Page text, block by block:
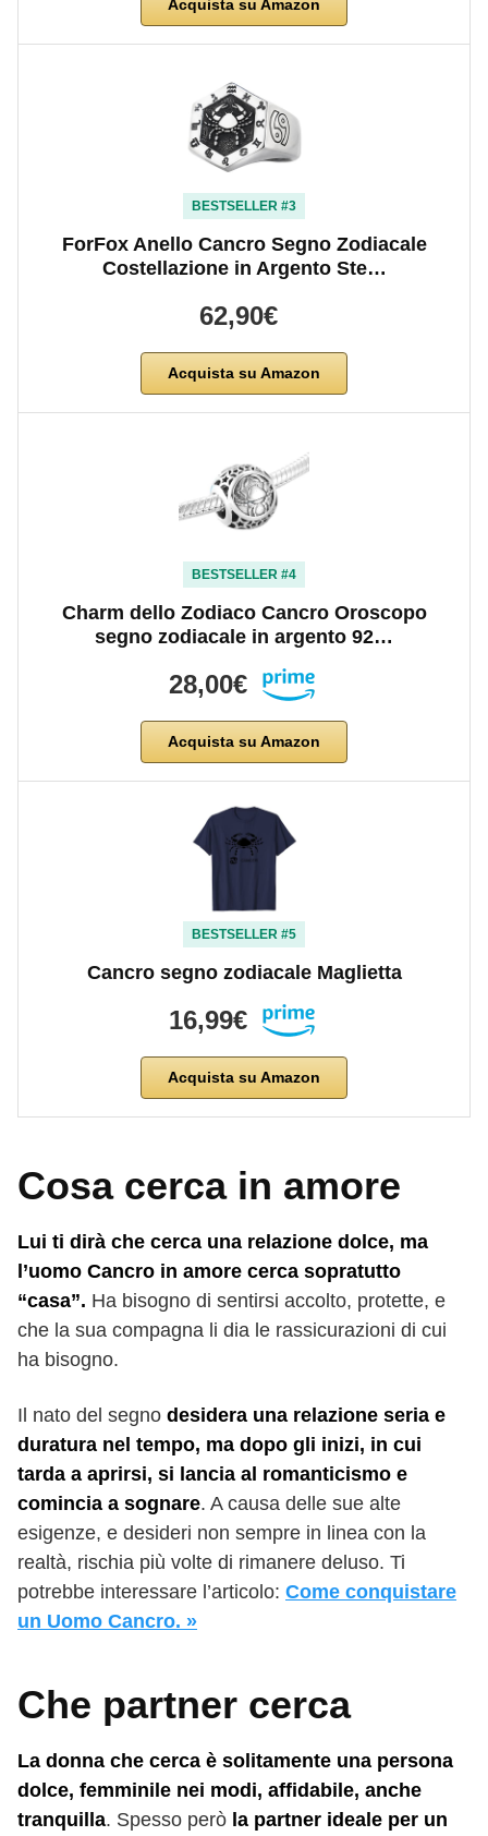
Acquista su Amazon
BESTSELLER #3
ForFox Anello Cancro Segno Zodiacale
Costellazione in Argento Ste…
62,90€
Acquista su Amazon
BESTSELLER #4
Charm dello Zodiaco Cancro Oroscopo
segno zodiacale in argento 92…
28,00€
Acquista su Amazon
BESTSELLER #5
Cancro segno zodiacale Maglietta
16,99€
Acquista su Amazon
Cosa cerca in amore
Lui ti dirà che cerca una relazione dolce, ma
l’uomo Cancro in amore cerca sopratutto
“casa”. Ha bisogno di sentirsi accolto, protette, e
che la sua compagna li dia le rassicurazioni di cui
ha bisogno.
Il nato del segno desidera una relazione seria e
duratura nel tempo, ma dopo gli inizi, in cui
tarda a aprirsi, si lancia al romanticismo e
comincia a sognare. A causa delle sue alte
esigenze, e desideri non sempre in linea con la
realtà, rischia più volte di rimanere deluso. Ti
potrebbe interessare l’articolo: Come conquistare
un Uomo Cancro. »
Che partner cerca
La donna che cerca è solitamente una persona
dolce, femminile nei modi, affidabile, anche
tranquilla. Spesso però la partner ideale per un